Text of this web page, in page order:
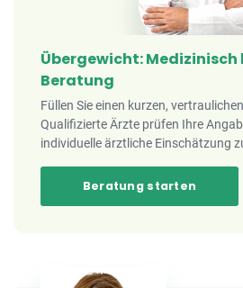
Übergewicht:
Beratung
Füllen Sie einen kurzen,
Qualifizierte Ärzte prüfen Ihre
individuelle ärztliche Einschätzung
Beratung starten